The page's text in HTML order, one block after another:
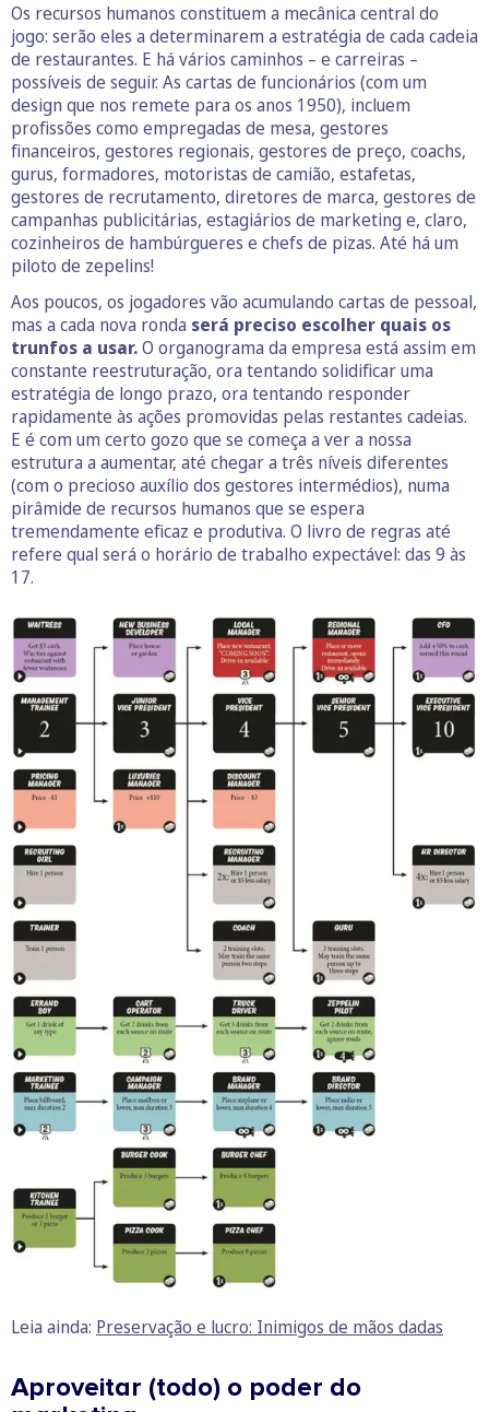
Os recursos humanos constituem a mecânica central do
jogo: serão eles a determinarem a estratégia de cada cadeia
de restaurantes. E há vários caminhos – e carreiras –
possíveis de seguir. As cartas de funcionários (com um
design que nos remete para os anos 1950), incluem
profissões como empregadas de mesa, gestores
financeiros, gestores regionais, gestores de preço, coachs,
gurus, formadores, motoristas de camião, estafetas,
gestores de recrutamento, diretores de marca, gestores de
campanhas publicitárias, estagiários de marketing e, claro,
cozinheiros de hambúrgueres e chefs de pizas. Até há um
piloto de zepelins!
Aos poucos, os jogadores vão acumulando cartas de pessoal,
mas a cada nova ronda será preciso escolher quais os
trunfos a usar.O organograma da empresa está assim em
constante reestruturação, ora tentando solidificar uma
estratégia de longo prazo, ora tentando responder
rapidamente às ações promovidas pelas restantes cadeias.
E é com um certo gozo que se começa a ver a nossa
estrutura a aumentar, até chegar a três níveis diferentes
(com o precioso auxílio dos gestores intermédios), numa
pirâmide de recursos humanos que se espera
tremendamente eficaz e produtiva. O livro de regras até
refere qual será o horário de trabalho expectável: das 9 às
17.
Leia ainda: Preservação e lucro: Inimigos de mãos dadas
Aproveitar (todo) o poder do